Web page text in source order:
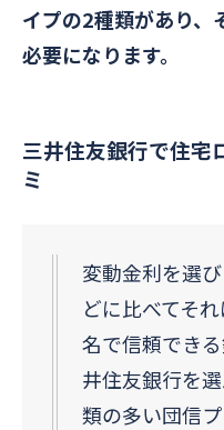
イプの2種類があり、
必要になります。
三井住友銀行で住宅
ミ
変動金利を選
どに比べてそ
名で信頼でき
井住友銀行を
類の多い団信